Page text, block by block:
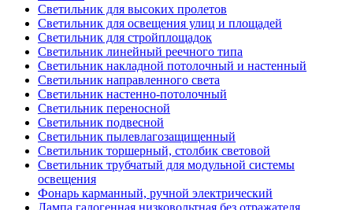
Светильник для высоких пролетов
Светильник для освещения улиц и площадей
Светильник для стройплощадок
Светильник линейный реечного типа
Светильник накладной потолочный и настенный
Светильник направленного света
Светильник настенно-потолочный
Светильник переносной
Светильник подвесной
Светильник пылевлагозащищенный
Светильник торшерный, столбик световой
Светильник трубчатый для модульной системы
освещения
Фонарь карманный, ручной электрический
Лампа галогенная низковольтная без отражателя